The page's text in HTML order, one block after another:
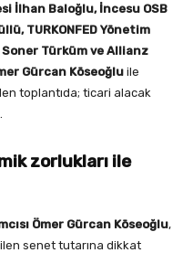
İlhan Baloğlu, İncesu OSB
TURKONFED Yönetim
Soner Türküm ve Allianz
Gürcan Köseoğlu ile
toplantıda; ticari alacak
zorlukları ile
Ömer Gürcan Köseoğlu,
senet tutarına dikkat